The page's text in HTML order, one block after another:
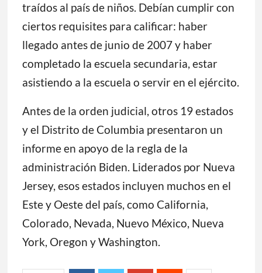
traídos al país de niños. Debían cumplir con
ciertos requisites para calificar: haber
llegado antes de junio de 2007 y haber
completado la escuela secundaria, estar
asistiendo a la escuela o servir en el ejército.
Antes de la orden judicial, otros 19 estados
y el Distrito de Columbia presentaron un
informe en apoyo de la regla de la
administración Biden. Liderados por Nueva
Jersey, esos estados incluyen muchos en el
Este y Oeste del país, como California,
Colorado, Nevada, Nuevo México, Nueva
York, Oregon y Washington.